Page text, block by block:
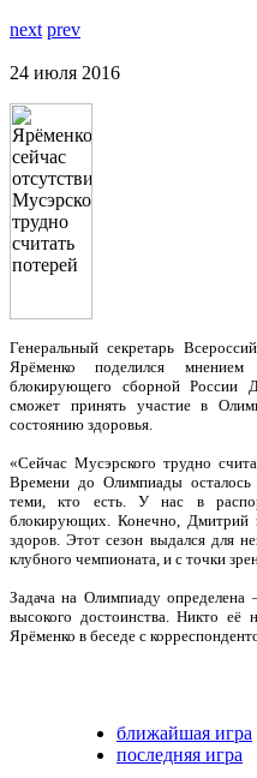
next prev
24 июля 2016
Генеральный секретарь
Ярёменко поделился
блокирующего сборной России
сможет принять участие в
состоянию здоровья.
«Сейчас Мусэрского трудно
Времени до Олимпиады осталось
теми, кто есть. У нас в
блокирующих. Конечно,
здоров. Этот сезон выдался для
клубного чемпионата, и с точки
Задача на Олимпиаду определена
высокого достоинства. Никто её
Ярёменко в беседе с
ближайшая игра
последняя игра